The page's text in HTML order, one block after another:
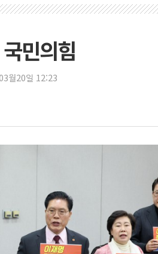
김정관
러, 1인
[베트남
김정관
해군 1
[3보] 북,
우크라 드
동해해경,
민의힘
월20일 12:23